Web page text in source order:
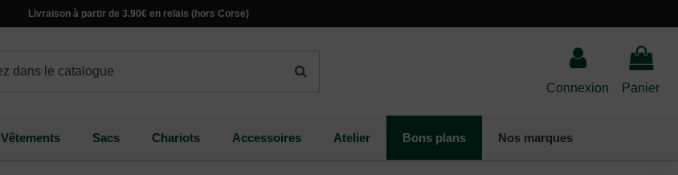
Livraison à partir de 3.90€ en relais (hors Corse)
Connexion Panier
Vêtements Sacs Chariots Accessoires Atelier Bons plans Nos marques